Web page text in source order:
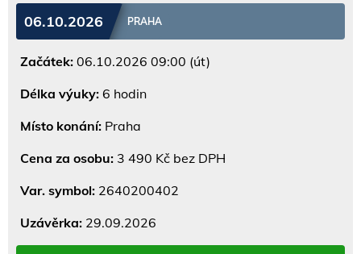
06.10.2026 PRAHA
Začátek: 06.10.2026 09:00 (út)
Délka výuky: 6 hodin
Místo konání: Praha
Cena za osobu: 3 490 Kč bez DPH
Var. symbol: 2640200402
Uzávěrka: 29.09.2026